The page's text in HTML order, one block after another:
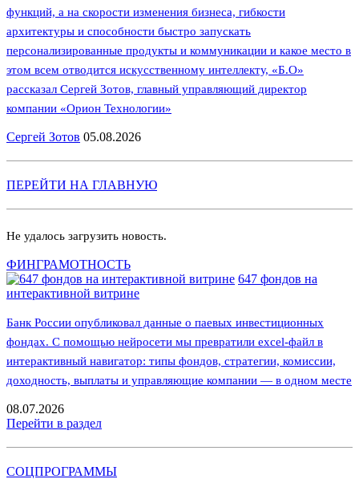
функций, а на скорости изменения бизнеса, гибкости
архитектуры и способности быстро запускать
персонализированные продукты и коммуникации и какое место в
этом всем отводится искусственному интеллекту, «Б.О»
рассказал Сергей Зотов, главный управляющий директор
компании «Орион Технологии»
Сергей Зотов 05.08.2026
ПЕРЕЙТИ НА ГЛАВНУЮ
Не удалось загрузить новость.
ФИНГРАМОТНОСТЬ
647 фондов на
интерактивной витрине
Банк России опубликовал данные о паевых инвестиционных
фондах. С помощью нейросети мы превратили excel-файл в
интерактивный навигатор: типы фондов, стратегии, комиссии,
доходность, выплаты и управляющие компании — в одном месте
08.07.2026
Перейти в раздел
СОЦПРОГРАММЫ